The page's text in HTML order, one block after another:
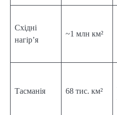
Східні
нагір’я
~1 млн км²
Тасманія 68 тис. км²